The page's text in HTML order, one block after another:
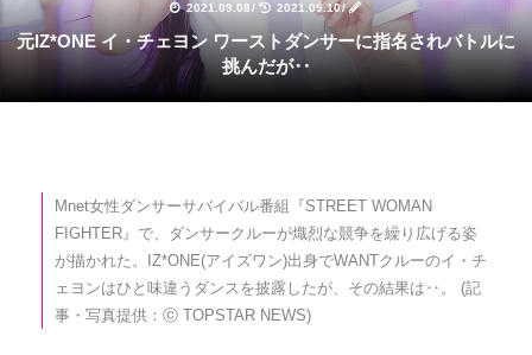
2021.09.08/ 2021.09.10/
元IZ*ONE イ・チェヨン ワーストダンサーに指名されバトルに
挑んだが‥
Mnet女性ダンサーサバイバル番組『STREET WOMAN
FIGHTER』で、ダンサークルーが熾烈な競争を繰り広げる姿
が描かれた。IZ*ONE(アイズワン)出身でWANTクルーのイ・チ
ェヨンはひと味違うダンスを披露したが、その結果は‥。 (記
事・写真提供：ⓒ TOPSTAR NEWS)